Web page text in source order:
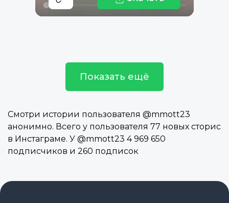
Показать ещё
Смотри истории пользователя @mmott23
анонимно. Всего у пользователя 77 новых сторис
в Инстаграме. У @mmott23 4 969 650
подписчиков и 260 подписок